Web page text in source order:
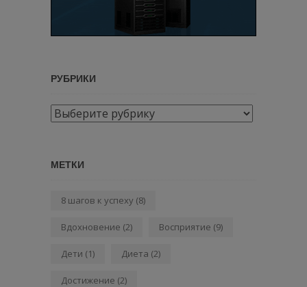
РУБРИКИ
Рубрики
МЕТКИ
8 шагов к успеху (8)
Вдохновение (2) Восприятие (9)
Дети (1) Диета (2)
Достижение (2)